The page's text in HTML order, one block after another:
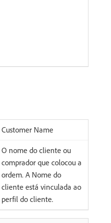
Customer Name
O nome do cliente ou
comprador que colocou a
ordem. A Nome do
cliente está vinculada ao
perfil do cliente.